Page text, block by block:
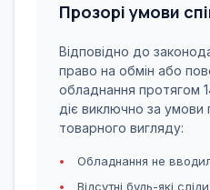
Прозорі умови
Відповідно до
право на обмін або
обладнання протягом
діє виключно за
товарного вигляду:
Обладнання не
Відсутні будь-які